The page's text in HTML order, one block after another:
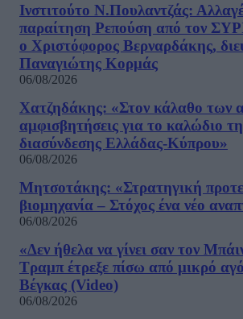
Ινστιτούτο Ν.Πουλαντζάς:
παραίτηση Ρεπούση από τον
ο Χριστόφορος Βερναρδάκης,
Παναγιώτης Κορμάς
06/08/2026
Χατζηδάκης: «Στον κάλαθο των
αμφισβητήσεις για το καλώδιο
διασύνδεσης Ελλάδας-Κύπρου»
06/08/2026
Μητσοτάκης: «Στρατηγική
βιομηχανία – Στόχος ένα νέο
06/08/2026
«Δεν ήθελα να γίνει σαν τον
Τραμπ έτρεξε πίσω από μικρό
Βέγκας (Video)
06/08/2026